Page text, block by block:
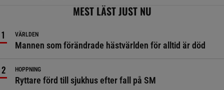
MEST LÄST JUST NU
VÄRLDEN
Mannen som förändrade hästvärlden för alltid är död
HOPPNING
Ryttare förd till sjukhus efter fall på SM